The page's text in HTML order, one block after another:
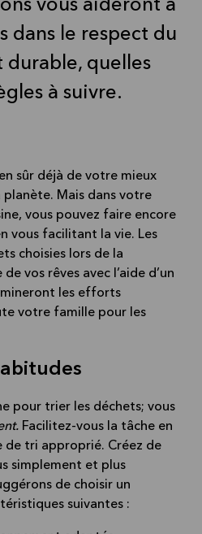
vous aideront à
dans le respect du
quelles
à suivre.
planète. Mais dans votre
vous pouvez faire encore
vous facilitant la vie. Les
choisies lors de la
vos rêves avec l’aide d’un
les efforts
votre famille pour les
pour trier les déchets; vous
Facilitez-vous la tâche en
de tri approprié. Créez de
simplement et plus
de choisir un
suivantes :